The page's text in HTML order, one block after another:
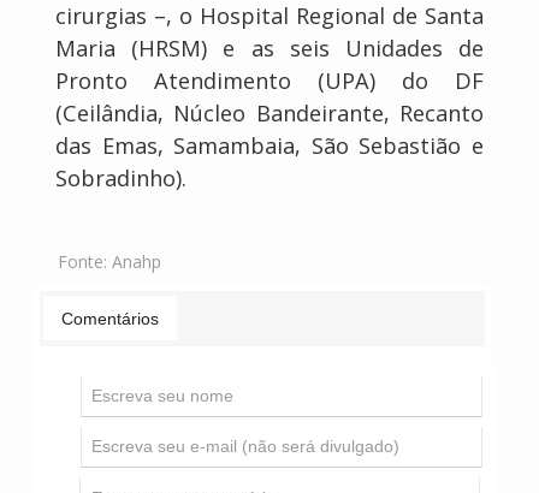
cirurgias –, o Hospital Regional de Santa
Maria (HRSM) e as seis Unidades de
Pronto Atendimento (UPA) do DF
(Ceilândia, Núcleo Bandeirante, Recanto
das Emas, Samambaia, São Sebastião e
Sobradinho).
Fonte: Anahp
Comentários